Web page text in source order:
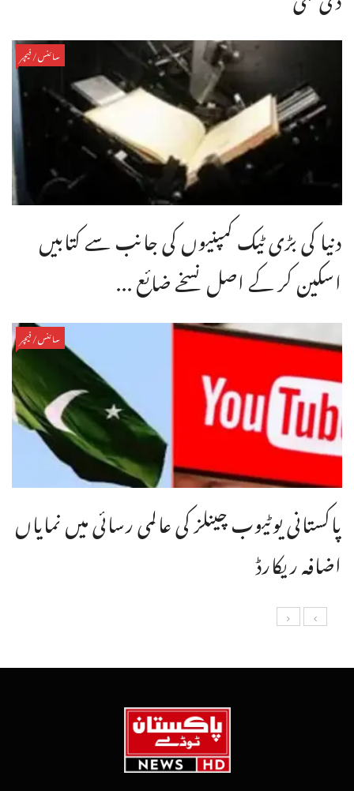
سائنس/فیچر
دنیا کی بڑی ٹیک کمپنیوں کی جانب سے کتابیں
اسکین کر کے اصل نسخے ضائع ...
سائنس/فیچر
پاکستانی یوٹیوب چینلز کی عالمی رسائی میں نمایاں
اضافہ ریکارڈ